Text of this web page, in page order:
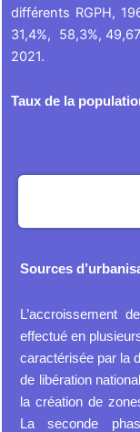
différents RGPH,
31,4%, 58,3%,
2021.
Taux de la
Sources
L’accroissement
effectué en
caractérisée par la
de libération
la création de
La seconde